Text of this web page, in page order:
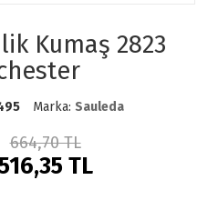
Kumaş 2823
Marka: Sauleda
664,70 TL
TL